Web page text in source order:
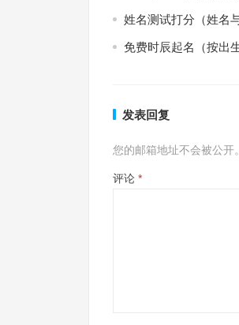
姓名测试打分（姓名
免费时辰起名（按出
发表回复
您的邮箱地址不会被公开。
评论 *